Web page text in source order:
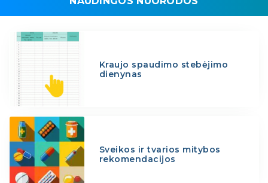
Kraujo spaudimo stebėjimo
dienynas
Sveikos ir tvarios mitybos
rekomendacijos